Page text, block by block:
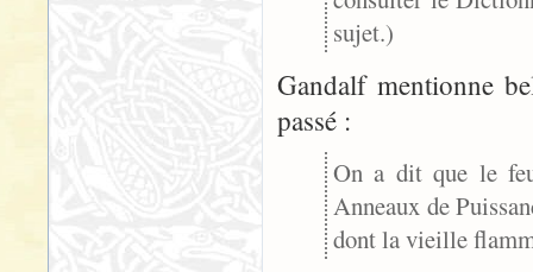
sujet.)
Gandalf mentionne
passé :
On a dit que le
Anneaux de
dont la vieille